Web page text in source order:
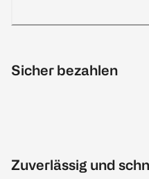
Sicher bezahlen
Zuverlässig und